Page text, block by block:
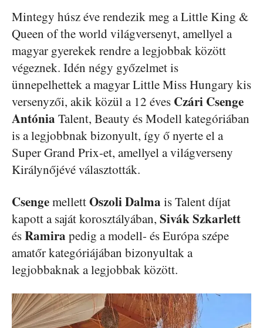
Mintegy húsz éve rendezik meg a Little King &
Queen of the world világversenyt, amellyel a
magyar gyerekek rendre a legjobbak között
végeznek. Idén négy győzelmet is
ünnepelhettek a magyar Little Miss Hungary kis
versenyzői, akik közül a 12 éves Czári Csenge
Antónia Talent, Beauty és Modell kategóriában
is a legjobbnak bizonyult, így ő nyerte el a
Super Grand Prix-et, amellyel a világverseny
Királynőjévé választották.
CsengemellettOszoli Dalma is Talent díjat
kapott a saját korosztályában, Sivák Szkarlett
ésRamira pedig a modell- és Európa szépe
amatőr kategóriájában bizonyultak a
legjobbaknak a legjobbak között.